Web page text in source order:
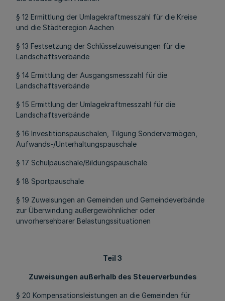
§ 12 Ermittlung der Umlagekraftmesszahl für die Kreise
und die Städteregion Aachen
§ 13 Festsetzung der Schlüsselzuweisungen für die
Landschaftsverbände
§ 14 Ermittlung der Ausgangsmesszahl für die
Landschaftsverbände
§ 15 Ermittlung der Umlagekraftmesszahl für die
Landschaftsverbände
§ 16 Investitionspauschalen, Tilgung Sondervermögen,
Aufwands-/Unterhaltungspauschale
§ 17 Schulpauschale/Bildungspauschale
§ 18 Sportpauschale
§ 19 Zuweisungen an Gemeinden und Gemeindeverbände
zur Überwindung außergewöhnlicher oder
unvorhersehbarer Belastungssituationen
Teil 3
Zuweisungen außerhalb des Steuerverbundes
§ 20 Kompensationsleistungen an die Gemeinden für